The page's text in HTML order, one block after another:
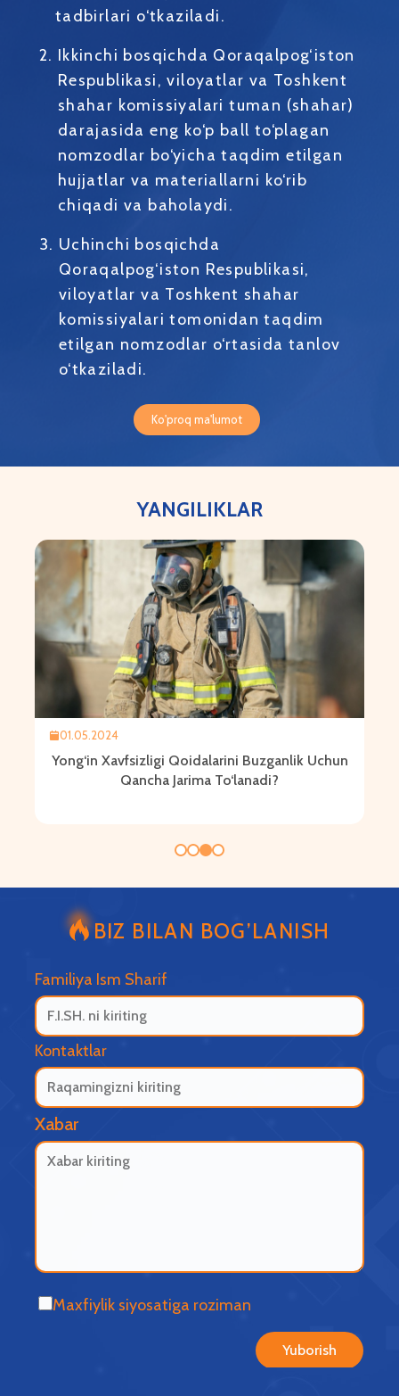
tadbirlari o‘tkaziladi.
Ikkinchi bosqichda Qoraqalpog‘iston
Respublikasi, viloyatlar va Toshkent
shahar komissiyalari tuman (shahar)
darajasida eng ko‘p ball to‘plagan
nomzodlar bo‘yicha taqdim etilgan
hujjatlar va materiallarni ko‘rib
chiqadi va baholaydi.
Uchinchi bosqichda
Qoraqalpog‘iston Respublikasi,
viloyatlar va Toshkent shahar
komissiyalari tomonidan taqdim
etilgan nomzodlar o‘rtasida tanlov
o‘tkaziladi.
Ko'proq ma'lumot
YANGILIKLAR
01.05.2024
Yong‘in Xavfsizligi Qoidalarini Buzganlik Uchun
Qancha Jarima To‘lanadi?
BIZ BILAN BOG’LANISH
Familiya Ism Sharif
Kontaktlar
Xabar
Maxfiylik siyosatiga roziman
Yuborish